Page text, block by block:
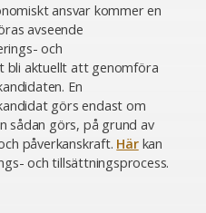
ansvar kommer en
avseende
och
bli aktuellt att genomföra
En
görs endast om
sådan görs, på grund av
påverkanskraft. Härkan
och tillsättningsprocess.